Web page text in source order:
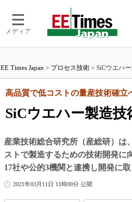
メディア
電池／
EE Times Japan > プロセス技術 > SiCウエハ
SiCウエハー製造
高品質で低コストの量産技術確立
産業技術総合研究所（産総研）は
ストで製造するための技術開発に
17社や公的3機関と連携し開発に取
2021年03月11日 11時00分 公開